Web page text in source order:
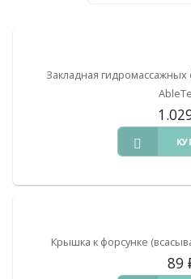
Закладная гидромассажных
Крышка к форсунке
89